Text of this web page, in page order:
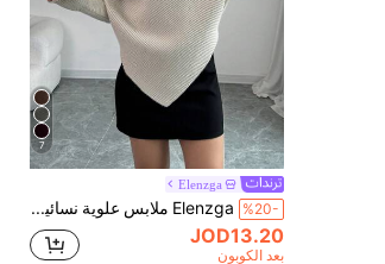
7
Elenzga
%20- Elenzga ملابس علوية نسائية بياقة عالية وأكمام خفاشية غير متماثلة بلون موحد، كلاسيكية محبوكة، عصرية، متعددة الاستخدامات، مناسبة للعطلات، الخريف/الشتاء، كنزة محبوكة للخريف
JOD13.20
بعد الكوبون